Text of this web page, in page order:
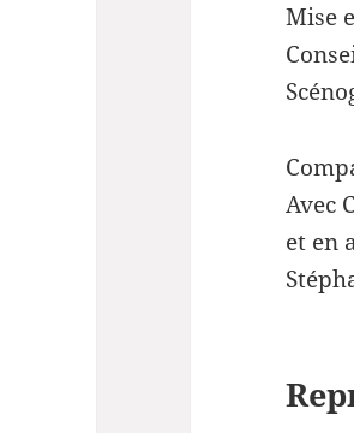
Mise
Avec
et en